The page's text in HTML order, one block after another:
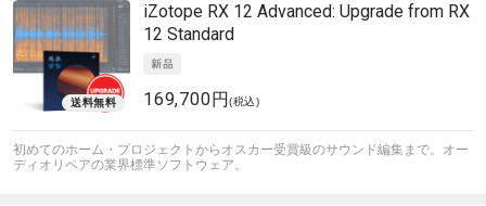
iZotope RX 12 Advanced: Upgrade from RX
12 Standard
169,700円(税込)
初めてのホーム・プロジェクトからオスカー受賞級のサウンド編集まで。オー
ディオリペアの業界標準ソフトウェア。